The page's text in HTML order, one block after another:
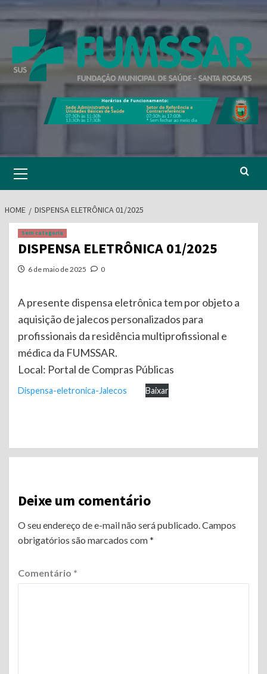
to
Menu
HOME DISPENSA ELETRÔNICA 01/2025
Sem categoria
DISPENSA ELETRÔNICA 01/2025
6 de maio de 2025 0
A presente dispensa eletrônica tem por objeto a
aquisição de jalecos personalizados para
profissionais da residência multiprofissional e
médica da FUMSSAR.
Local: Portal de Compras Públicas
Dispensa-eletronica-Jalecos Baixar
Continue
Reading
Deixe um comentário
O seu endereço de e-mail não será publicado. Campos
obrigatórios são marcados com*
Comentário *